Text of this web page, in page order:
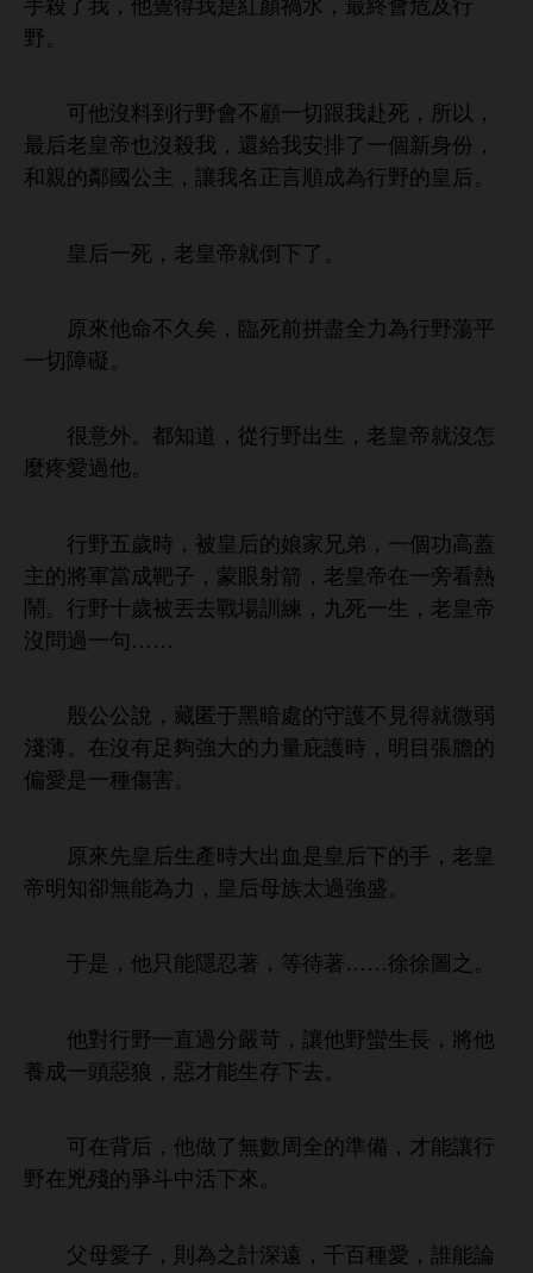
殺 ， 得 顏禍 ，最終
危及
野。
沒料到 野 顧 切跟 赴
，所以，
最后老皇帝也沒殺
，還 排 個
份，
親
鄰國公主，讓 名正言順成為 野 皇后。
皇后 ，老皇帝就倒 。
原 命 久矣，臨 拼盡全力為
野蕩平
切障礙。
很 。都 ，從 野
，老皇帝就沒
麼疼
過 。
野 歲 ，被皇后 娘 兄弟， 個功
蓋
主
將軍當成靶子，蒙 射箭，老皇帝
旁
鬧。
野 歲被丟 戰 訓練，
，老皇帝
沒問過
句……
殷公公 ，藏匿于 暗處 守護
見得就微
。
沒 夠 力量庇護 ，
目張膽
偏
種傷害。
原 先皇后 產 血 皇后
，老皇
帝
卻無能為力，皇后母族太過 盛。
于 ， 只能隱忍著，等待著……徐徐圖之。
對 野 直過分嚴苛，讓 野蠻
，將
養成
惡狼，惡才能 。
背后， 無數周全
準備，才能讓
野
兇殘 爭斗 活 。
父母 子，則為之計 ，千百種
，誰能論